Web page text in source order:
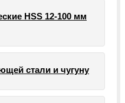
HSS 12-100 мм
стали и чугуну